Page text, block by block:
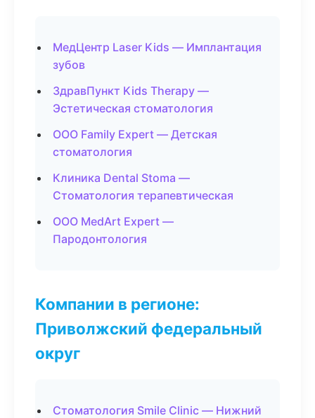
МедЦентр Laser Kids — Имплантация
зубов
ЗдравПункт Kids Therapy —
Эстетическая стоматология
ООО Family Expert — Детская
стоматология
Клиника Dental Stoma —
Стоматология терапевтическая
ООО MedArt Expert —
Пародонтология
Компании в регионе:
Приволжский федеральный
округ
Стоматология Smile Clinic — Нижний